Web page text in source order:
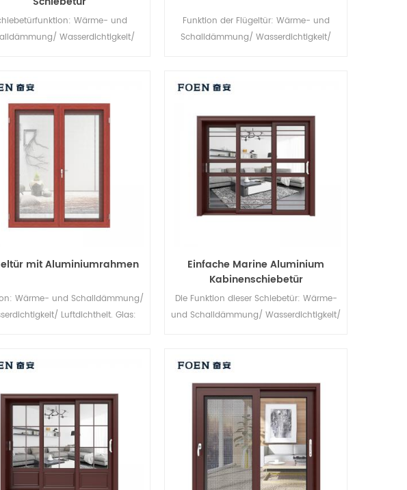
Wärme- und
Wasserdichtigkeit/
Funktion der Flügeltür: Wärme- und
Schalldämmung/ Wasserdichtigkeit/
mit Aluminiumrahmen
Wärme- und Schalldämmung/
Luftdichtheit. Glas:
Einfache Marine Aluminium
Kabinenschiebetür
Die Funktion dieser Schiebetür: Wärme-
und Schalldämmung/ Wasserdichtigkeit/